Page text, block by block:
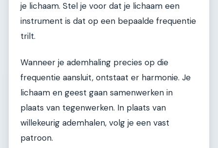
je lichaam. Stel je voor dat je lichaam een
instrument is dat op een bepaalde frequentie
trilt.
Wanneer je ademhaling precies op die
frequentie aansluit, ontstaat er harmonie. Je
lichaam en geest gaan samenwerken in
plaats van tegenwerken. In plaats van
willekeurig ademhalen, volg je een vast
patroon.